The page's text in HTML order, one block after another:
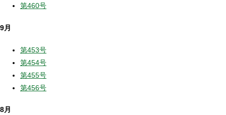
第460号
9月
第453号
第454号
第455号
第456号
8月